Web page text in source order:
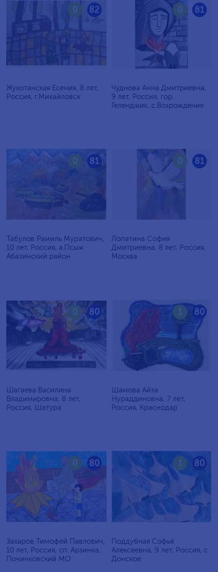
82
0
Жукотанская Есения, 8 лет,
Россия, г.Михайловск
81
0
Чуднова Анна Дмитриевна,
9 лет, Россия, гор.
Геленджик, с.Возрождение
81
0
Табулов Рамиль Муратович,
10 лет, Россия, а.Псыж
Абазинский район
81
0
Лопатина София
Дмитриевна, 8 лет, Россия,
Москва
80
0
Шагаева Василина
Владимировна, 8 лет,
Россия, Шатура
80
1
Шамова Айза
Нураддиновна, 7 лет,
Россия, Краснодар
80
0
Захаров Тимофей Павлович,
10 лет, Россия, сп. Арзинка,
Починковский МО
80
1
Поддубная Софья
Алексеевна, 9 лет, Россия, c.
Донское